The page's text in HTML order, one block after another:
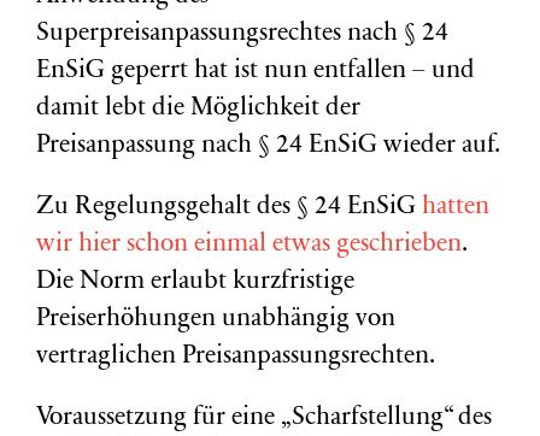
Superpreisanpassungsrechtes nach § 24
EnSiG geperrt hat ist nun entfallen – und
damit lebt die Möglichkeit der
Preisanpassung nach § 24 EnSiG wieder auf.
Zu Regelungsgehalt des § 24 EnSiG hatten
wir hier schon einmal etwas geschrieben.
Die Norm erlaubt kurzfristige
Preiserhöhungen unabhängig von
vertraglichen Preisanpassungsrechten.
Voraussetzung für eine „Scharfstellung“ des